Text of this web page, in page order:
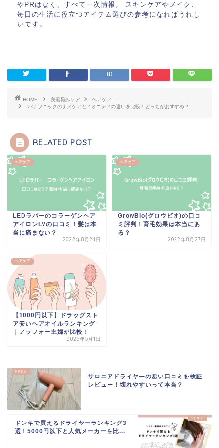
やPRはなく、すべて一次情報。 スキンケアやメイク、
毎日の生活に役立つアイテム選びの参考になればうれし
いです。
HOME 美容悩みケア
ヘアケア
パナソニックのナノケアとイオニティの違いを比較！どっちがおすすめ？
RELATED POST
ヘアケア
LEDラバーのコラーゲンヘア
アイロンLVの口コミ！髪は本
当に痛まない？
2022年8月24日
ヘアケア
GrowBio(グロウビオ)の口コ
ミ評判！育毛効果は本当にあ
る？
2022年8月27日
ヘアケア
【1000円以下】ドラッグスト
ア安いヘアオイルランキング
｜アラフォー主婦が比較！
2025年5月1日
サロニアドライヤーの悪い口コミを検証
レビュー！壊れやすいって本当？
ドンキで買えるドライヤーランキング3
選！5000円以下と人気メーカーを比...